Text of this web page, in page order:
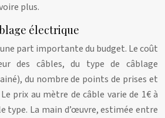
plus.
électrique
part importante du budget. Le coût
des câbles, du type de câblage
du nombre de points de prises et
prix au mètre de câble varie de 1€ à
type. La main d’œuvre, estimée entre